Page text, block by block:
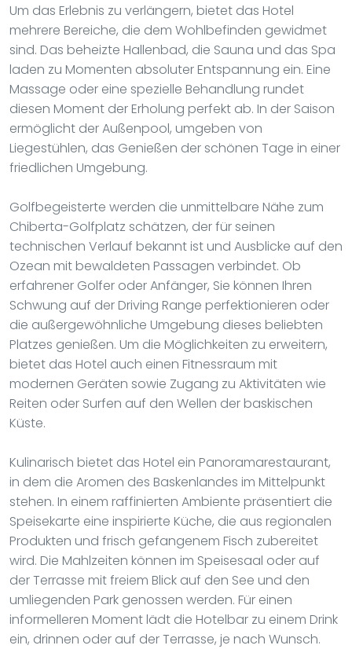
Um das Erlebnis zu verlängern, bietet das Hotel
mehrere Bereiche, die dem Wohlbefinden gewidmet
sind. Das beheizte Hallenbad, die Sauna und das Spa
laden zu Momenten absoluter Entspannung ein. Eine
Massage oder eine spezielle Behandlung rundet
diesen Moment der Erholung perfekt ab. In der Saison
ermöglicht der Außenpool, umgeben von
Liegestühlen, das Genießen der schönen Tage in einer
friedlichen Umgebung.
Golfbegeisterte werden die unmittelbare Nähe zum
Chiberta-Golfplatz schätzen, der für seinen
technischen Verlauf bekannt ist und Ausblicke auf den
Ozean mit bewaldeten Passagen verbindet. Ob
erfahrener Golfer oder Anfänger, Sie können Ihren
Schwung auf der Driving Range perfektionieren oder
die außergewöhnliche Umgebung dieses beliebten
Platzes genießen. Um die Möglichkeiten zu erweitern,
bietet das Hotel auch einen Fitnessraum mit
modernen Geräten sowie Zugang zu Aktivitäten wie
Reiten oder Surfen auf den Wellen der baskischen
Küste.
Kulinarisch bietet das Hotel ein Panoramarestaurant,
in dem die Aromen des Baskenlandes im Mittelpunkt
stehen. In einem raffinierten Ambiente präsentiert die
Speisekarte eine inspirierte Küche, die aus regionalen
Produkten und frisch gefangenem Fisch zubereitet
wird. Die Mahlzeiten können im Speisesaal oder auf
der Terrasse mit freiem Blick auf den See und den
umliegenden Park genossen werden. Für einen
informelleren Moment lädt die Hotelbar zu einem Drink
ein, drinnen oder auf der Terrasse, je nach Wunsch.